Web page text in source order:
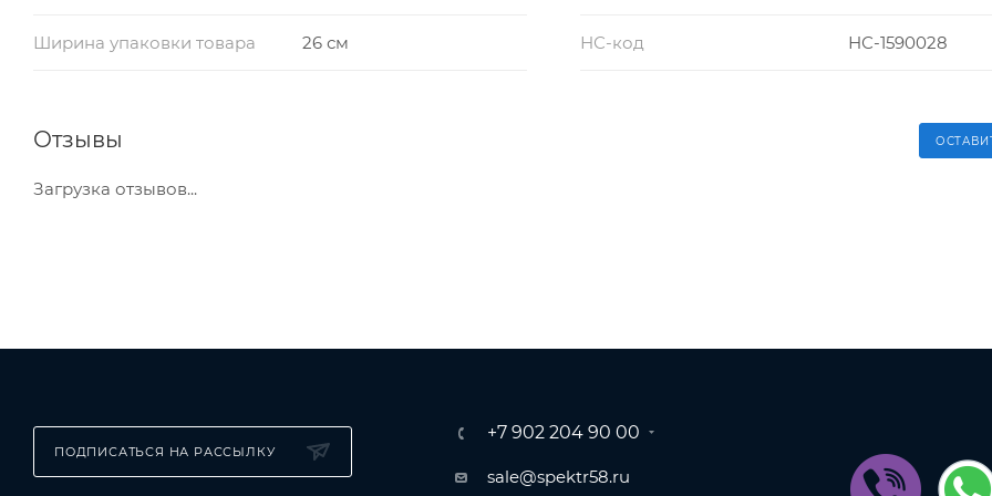
Ширина упаковки товара 26 см НС-код НС-1590028
Отзывы
Загрузка отзывов...
ПОДПИСАТЬСЯ НА РАССЫЛКУ
+7 902 204 90 00
sale@spektr58.ru